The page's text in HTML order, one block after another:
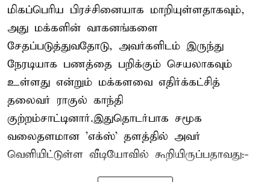
மிகப்பெரிய பிரச்சினையாக மாறியுள்ளதாகவும்,
அது மக்களின் வாகனங்களை
சேதப்படுத்துவதோடு, அவர்களிடம் இருந்து
நேரடியாக பணத்தை பறிக்கும் செயலாகவும்
உள்ளது என்றும் மக்களவை எதிர்க்கட்சித்
தலைவர் ராகுல் காந்தி
குற்றம்சாட்டினார்.இதுதொடர்பாக சமூக
வலைதளமான 'எக்ஸ்' தளத்தில் அவர்
வெளியிட்டுள்ள வீடியோவில் கூறியிருப்பதாவது:-